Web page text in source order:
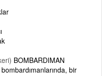
BOMBARDIMAN
bir